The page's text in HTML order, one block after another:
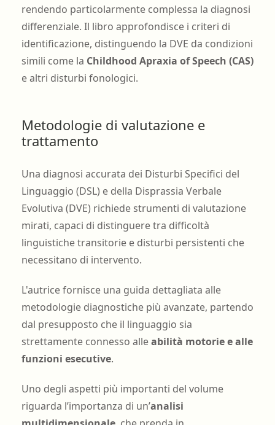
rendendo particolarmente complessa la diagnosi
differenziale. Il libro approfondisce i criteri di
identificazione, distinguendo la DVE da condizioni
simili come la Childhood Apraxia of Speech (CAS)
e altri disturbi fonologici.
Metodologie di valutazione e
trattamento
Una diagnosi accurata dei Disturbi Specifici del
Linguaggio (DSL) e della Disprassia Verbale
Evolutiva (DVE) richiede strumenti di valutazione
mirati, capaci di distinguere tra difficoltà
linguistiche transitorie e disturbi persistenti che
necessitano di intervento.
L'autrice fornisce una guida dettagliata alle
metodologie diagnostiche più avanzate, partendo
dal presupposto che il linguaggio sia
strettamente connesso alleabilità motorie e alle
funzioni esecutive.
Uno degli aspetti più importanti del volume
riguarda l’importanza di un’analisi